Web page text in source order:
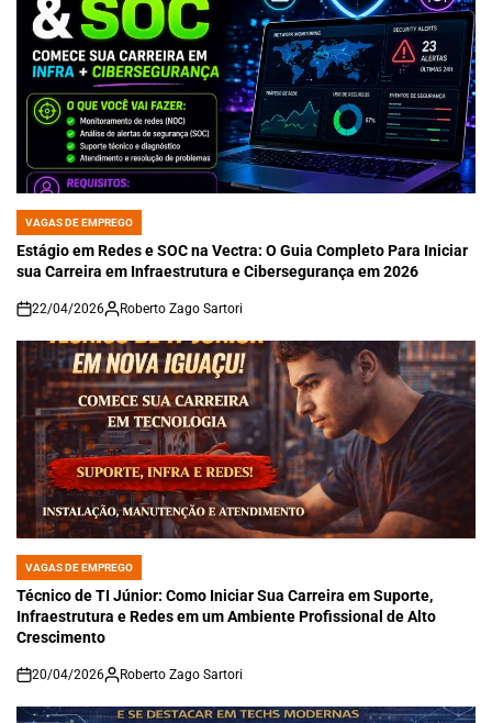
POSTED
IN
VAGAS DE EMPREGO
Estágio em Redes e SOC na Vectra: O Guia Completo Para Iniciar
sua Carreira em Infraestrutura e Cibersegurança em 2026
on
22/04/2026 Roberto Zago Sartori
POSTED
IN
VAGAS DE EMPREGO
Técnico de TI Júnior: Como Iniciar Sua Carreira em Suporte,
Infraestrutura e Redes em um Ambiente Profissional de Alto
Crescimento
on
20/04/2026 Roberto Zago Sartori